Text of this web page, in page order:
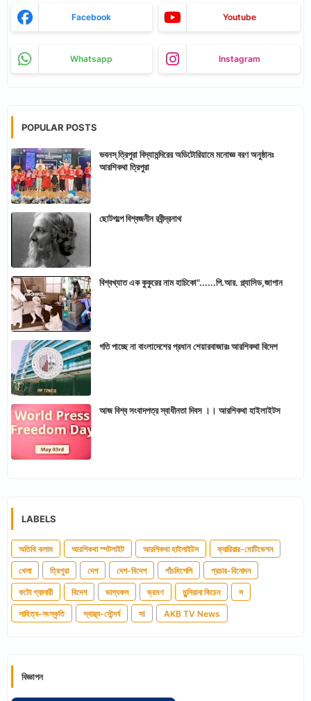
Facebook Youtube
Whatsapp Instagram
POPULAR POSTS
ভবনস্ ত্রিপুরা বিদ্যামন্দিরের অডিটোরিয়ামে মনোজ্ঞ বরণ অনুষ্ঠানঃ
আরশিকথা ত্রিপুরা
ছোটগল্পে বিশ্বজনীন রবীন্দ্রনাথ
বিশ্বখ্যাত এক কুকুরের নাম হাচিকো"......পি.আর. প্ল্যাসিড,জাপান
গতি পাচ্ছে না বাংলাদেশের প্রধান শেয়ারবাজারঃ আরশিকথা বিদেশ
আজ বিশ্ব সংবাদপত্র স্বাধীনতা দিবস ।। আরশিকথা হাইলাইটস
LABELS
অতিথি কলাম আরশিকথা স্পটলাইট আরশিকথা হাইলাইটস ক্যারিয়ার-মোটিভেশন
খেলা ত্রিপুরা দেশ দেশ-বিদেশ পাঁচমিশেলি প্রচার-বিনোদন
ফটো গ্যালারী বিদেশ ভাগ্যফল ভ্রমণ মুন্সিয়ানা কিচেন স
সাহিত্য-সংস্কৃতি স্বাস্থ্য-সৌন্দর্য সl AKB TV News
বিজ্ঞাপন